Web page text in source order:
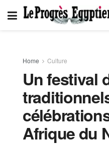
Home Culture
Un festival
Afrique du